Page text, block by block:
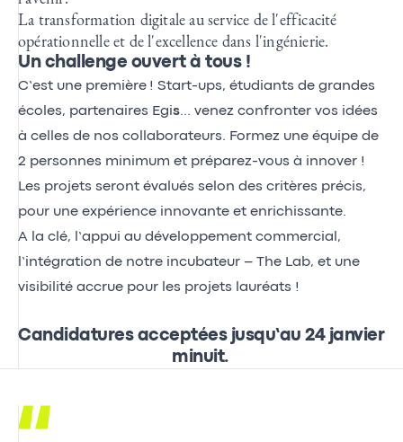
La transformation digitale au service de l'efficacité
opérationnelle et de l'excellence dans l'ingénierie.
Un challenge ouvert à tous !
C’est une première ! Start-ups, étudiants de grandes
écoles, partenaires Egis… venez confronter vos idées
à celles de nos collaborateurs. Formez une équipe de
2 personnes minimum et préparez-vous à innover !
Les projets seront évalués selon des critères précis,
pour une expérience innovante et enrichissante.
A la clé, l’appui au développement commercial,
l’intégration de notre incubateur – The Lab, et une
visibilité accrue pour les projets lauréats !
Candidatures acceptées jusqu’au 24 janvier
minuit.